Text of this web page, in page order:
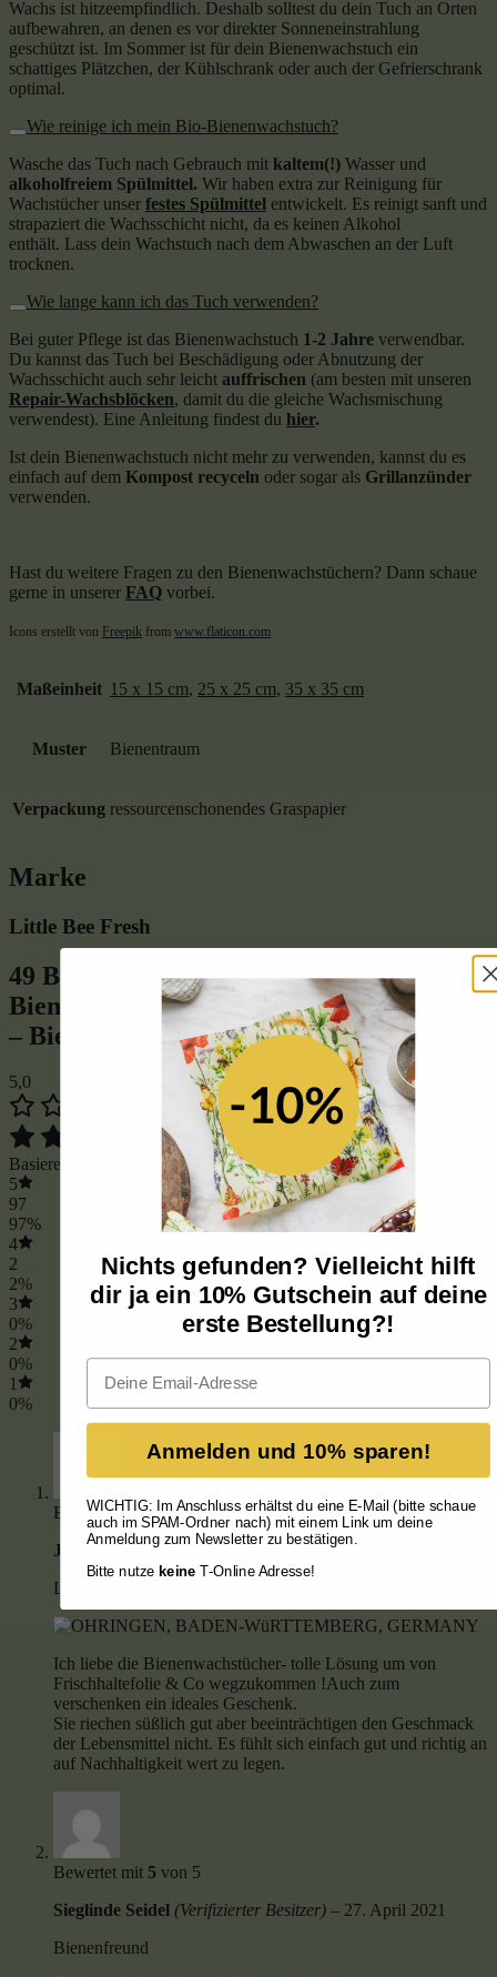
Wachs ist hitzeempfindlich. Deshalb solltest du dein Tuch an Orten
aufbewahren, an denen es vor direkter Sonneneinstrahlung
geschützt ist. Im Sommer ist für dein Bienenwachstuch ein
schattiges Plätzchen, der Kühlschrank oder auch der Gefrierschrank
optimal.
Wie reinige ich mein Bio-Bienenwachstuch?
Wasche das Tuch nach Gebrauch mit kaltem(!) Wasser und
alkoholfreiem Spülmittel. Wir haben extra zur Reinigung für
Wachstücher unser festes Spülmittel entwickelt. Es reinigt sanft und
strapaziert die Wachsschicht nicht, da es keinen Alkohol
enthält. Lass dein Wachstuch nach dem Abwaschen an der Luft
trocknen.
Wie lange kann ich das Tuch verwenden?
Bei guter Pflege ist das Bienenwachstuch 1-2 Jahre verwendbar.
Du kannst das Tuch bei Beschädigung oder Abnutzung der
Wachsschicht auch sehr leicht auffrischen (am besten mit unseren
Repair-Wachsblöcken, damit du die gleiche Wachsmischung
verwendest). Eine Anleitung findest du hier.
Ist dein Bienenwachstuch nicht mehr zu verwenden, kannst du es
einfach auf dem Kompost recyceln oder sogar als Grillanzünder
verwenden.
Hast du weitere Fragen zu den Bienenwachstüchern? Dann schaue
gerne in unserer FAQ vorbei.
Icons erstellt von Freepik from www.flaticon.com
Maßeinheit 15 x 15 cm, 25 x 25 cm, 35 x 35 cm
Muster Bienentraum
Verpackung ressourcenschonendes Graspapier
Marke
Little Bee Fresh
49 Bewertungen fürBio-
Bienenwachstücher Starter-Set (“L/M/S”)
– Bienentraum
5,0
Basierend auf 49 Rezensionen
5
97
97%
4
2
2%
3
0%
2
0%
1
0%
Bewertet mit5von 5
Joana Singh(Verifizierter Besitzer) – 27. April 2021
Love it
Ich liebe die Bienenwachstücher- tolle Lösung um von
Frischhaltefolie & Co wegzukommen !Auch zum
verschenken ein ideales Geschenk.
Sie riechen süßlich gut aber beeinträchtigen den Geschmack
der Lebensmittel nicht. Es fühlt sich einfach gut und richtig an
auf Nachhaltigkeit wert zu legen.
Bewertet mit 5 von 5
Sieglinde Seidel (Verifizierter Besitzer) – 27. April 2021
Bienenfreund
Nichts gefunden? Vielleicht hilft
dir ja ein 10% Gutschein auf deine
erste Bestellung?!
Email
Anmelden und 10% sparen!
WICHTIG: Im Anschluss erhältst du eine E-Mail (bitte schaue
auch im SPAM-Ordner nach) mit einem Link um deine
Anmeldung zum Newsletter zu bestätigen.
Bitte nutze keine T-Online Adresse!